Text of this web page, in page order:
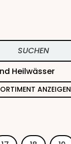
Heilwässer
ANZEIGEN